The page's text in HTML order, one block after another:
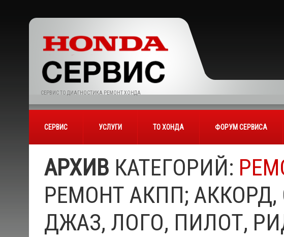
СЕРВИС ТО ДИАГНОСТИКА РЕМОНТ ХОНДА
СЕРВИС УСЛУГИ ТО ХОНДА ФОРУМ СЕРВИСА
АРХИВ КАТЕГОРИЙ:
РЕМОНТ АКПП; АККОРД,
ДЖАЗ, ЛОГО, ПИЛОТ,